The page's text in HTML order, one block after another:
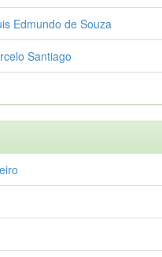
Edmundo de Souza
Santiago